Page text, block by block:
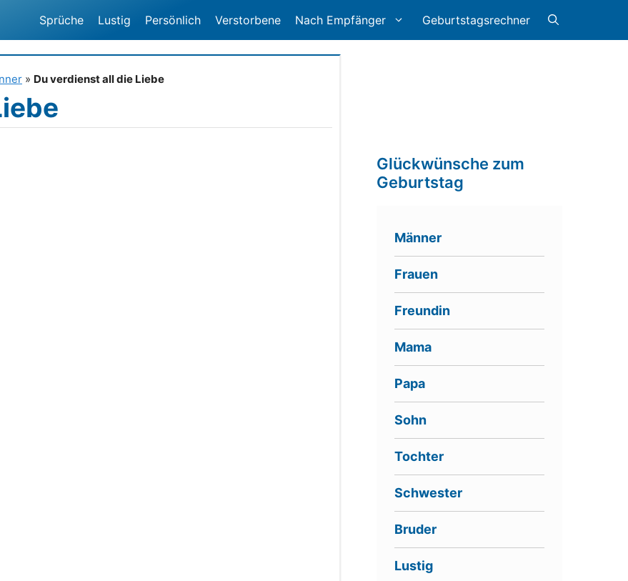
Sprüche Lustig Persönlich Verstorbene Nach Empfänger Geburtstagsrechner
» Du verdienst all die Liebe
Glückwünsche zum
Geburtstag
Männer
Frauen
Freundin
Mama
Papa
Sohn
Tochter
Schwester
Bruder
Lustig